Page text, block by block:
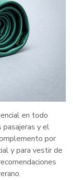
en todo
pasajeras y el
por
y para vestir de